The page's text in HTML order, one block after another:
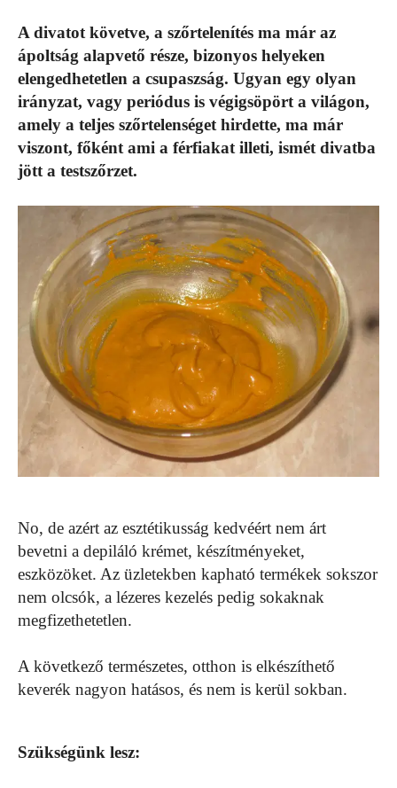
A divatot követve, a szőrtelenítés ma már az
ápoltság alapvető része, bizonyos helyeken
elengedhetetlen a csupaszság. Ugyan egy olyan
irányzat, vagy periódus is végigsöpört a világon,
amely a teljes szőrtelenséget hirdette, ma már
viszont, főként ami a férfiakat illeti, ismét divatba
jött a testszőrzet.
No, de azért az esztétikusság kedvéért nem árt
bevetni a depiláló krémet, készítményeket,
eszközöket. Az üzletekben kapható termékek sokszor
nem olcsók, a lézeres kezelés pedig sokaknak
megfizethetetlen.
A következő természetes, otthon is elkészíthető
keverék nagyon hatásos, és nem is kerül sokban.
Szükségünk lesz: